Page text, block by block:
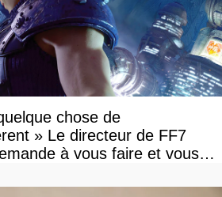
chose de
» Le directeur de FF7
à vous faire et vous